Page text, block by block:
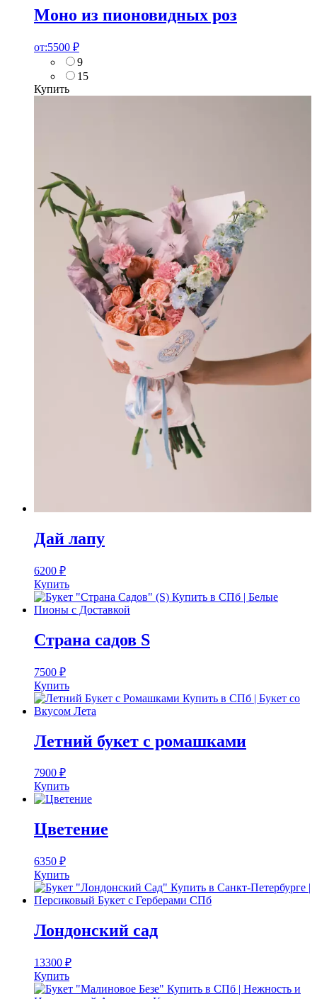
Моно из пионовидных роз
от:5500 ₽
9
15
Купить
Дай лапу
6200 ₽
Купить
Страна садов S
7500 ₽
Купить
Летний букет с ромашками
7900 ₽
Купить
Цветение
6350 ₽
Купить
Лондонский сад
13300 ₽
Купить